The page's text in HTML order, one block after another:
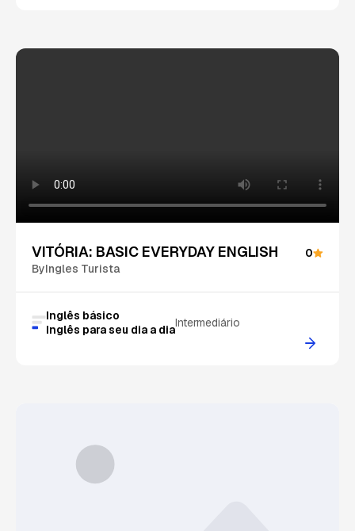
VITÓRIA: BASIC EVERYDAY ENGLISH
0
ByIngles Turista
Inglês básico
Inglês para seu dia a diaIntermediário